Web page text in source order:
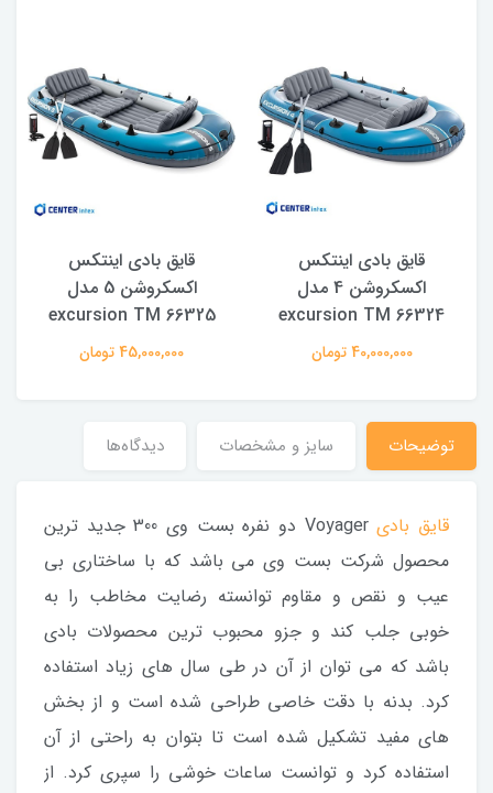
قایق بادی اینتکس
اکسکروشن 4 مدل
excursion TM 66324
40,000,000 تومان
قایق بادی اینتکس
اکسکروشن 5 مدل
excursion TM 66325
45,000,000 تومان
توضیحات سایز و مشخصات دیدگاه‌ها
قایق بادی
Voyager دو نفره بست وی 300 جدید ترین
محصول شرکت بست وی می باشد که با ساختاری بی
عیب و نقص و مقاوم توانسته رضایت مخاطب را به
خوبی جلب کند و جزو محبوب ترین محصولات بادی
باشد که می توان از آن در طی سال های زیاد استفاده
کرد. بدنه با دقت خاصی طراحی شده است و از بخش
های مفید تشکیل شده است تا بتوان به راحتی از آن
استفاده کرد و توانست ساعات خوشی را سپری کرد. از